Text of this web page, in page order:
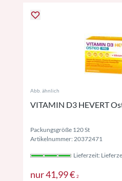
Abb. ähnlich
VITAMIN D3 HEVERT
Packungsgröße 120 St
Artikelnummer: 20372471
Lieferzeit:
nur41,99 € 2Preise inkl.